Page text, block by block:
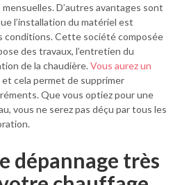
D’autres avantages sont
l’installation du matériel est
conditions. Cette société composée
des travaux, l’entretien du
de la chaudière.Vous aurez un
et cela permet de supprimer
Que vous optiez pour une
vous ne serez pas déçu par tous les
dépannage très